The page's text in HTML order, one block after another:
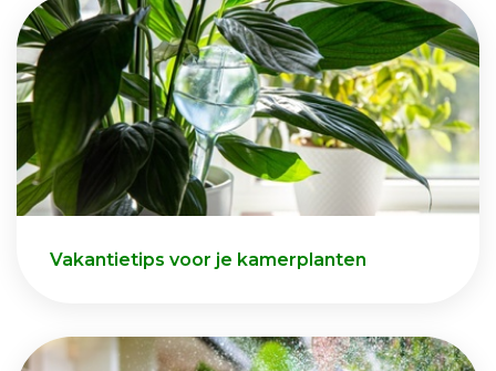
Vakantietips voor je kamerplanten